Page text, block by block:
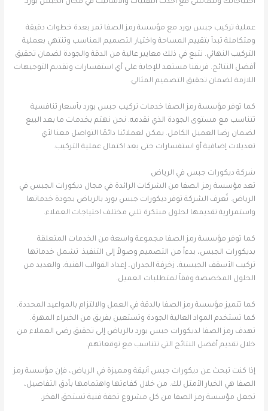
احتياجاتك وتتماشى مع أحدث التقنيات والأساليب في مجال الجبس بورد.
عملية تركيب جبس بورد مع مؤسسة رمز الصفا تمر بعدة خطوات دقيقة
ومتكاملة تبدأ بتقييم المساحة واختيار التصميم المناسب وتنتهي بعملية
التركيب النهائي. نتبع في ذلك معايير عالية من الدقة والجودة لضمان تحقيق
أفضل النتائج. فريقنا مستعد للإجابة على أي استفسارات وتقديم التوجيهات
اللازمة لضمان تحقيق التصميم المثالي.
كما توفر مؤسسة رمز الصفا خدمات تركيب جبس بورد بأسعار تنافسية
تتناسب مع مستوى الجودة الذي نقدمه. نحن نهتم بخدمات ما بعد البيع
لضمان رضا العميل الكامل. يمكن لعملائنا دائمًا التواصل معنا لأي
تعديلات إضافية أو استفسارات حتى بعد اكتمال عملية التركيب.
شركة ديكورات جبس في الرياض
تعد مؤسسة رمز الصفا من الشركات الرائدة في مجال ديكورات الجبس في
الرياض. تُعرف الشركة توفر ديكورات جبس بورد بالرياض بجودة خدماتها
واستمرارية تقديمها لحلول مبتكرة تلبي مختلف احتياجات العملاء.
كما توفر مؤسسة رمز الصفا مجموعة واسعة من الخدمات المتعلقة
بديكورات الجبس، بدءاً من التصميم وصولاً إلى التنفيذ. تشمل خدماتها
تركيب الأسقف الجبسية، زخرفة الجدران، إعداد القوالب الفنية، والعديد من
الحلول المخصصة وفقاً لمتطلبات العميل.
كما تتميز مؤسسة رمز الصفا بالدقة في العمل والالتزام بالمواعيد المحددة.
كما تستخدم المواد العالية الجودة وتستعين بفريق من الخبراء المهرة.
تهدف رمز الصفا لديكورات جبس بورد بالرياض إلى تحقيق رضى العملاء من
خلال تقديم أفضل النتائج التي تتناسب مع توقعاتهم.
إذا كنت تبحث عن ديكورات جبس أنيقة ومميزة في الرياض، فإن مؤسسة رمز
الصفا هي الخيار الأمثل لك. من خلال كفاءتها واهتمامها بأدق التفاصيل،
تجعل مؤسسة رمز الصفا من كل مشروع تحفة فنية تستحق الفخر.